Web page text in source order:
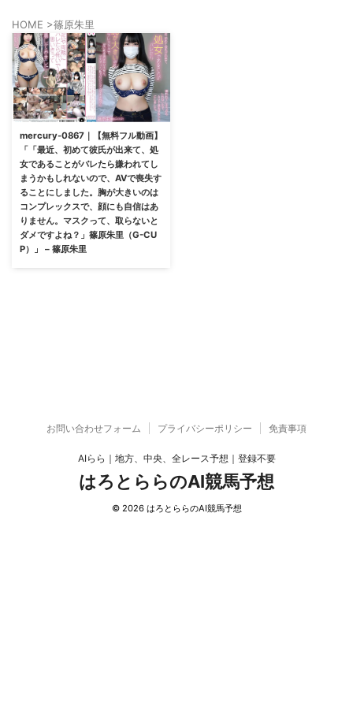
HOME >篠原朱里
mercury-0867｜【無料フル動画】
「「最近、初めて彼氏が出来て、処
女であることがバレたら嫌われてし
まうかもしれないので、AVで喪失す
ることにしました。胸が大きいのは
コンプレックスで、顔にも自信はあ
りません。マスクって、取らないと
ダメですよね？」篠原朱里（G-CU
P）」 – 篠原朱里
お問い合わせフォーム プライバシーポリシー 免責事項
AIらら｜地方、中央、全レース予想｜登録不要
はろとららのAI競馬予想
© 2026 はろとららのAI競馬予想